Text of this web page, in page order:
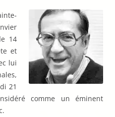
14
et
lui
21
comme un éminent